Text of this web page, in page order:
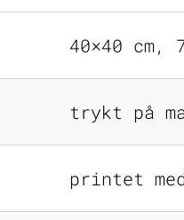
40×40 cm,
trykt på
printet